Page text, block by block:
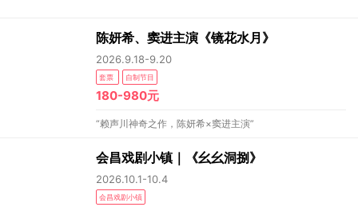
陈妍希、窦进主演《镜花水月》
2026.9.18-9.20
套票 自制节目
180-980元
“赖声川神奇之作，陈妍希×窦进主演”
会昌戏剧小镇｜《幺幺洞捌》
2026.10.1-10.4
会昌戏剧小镇